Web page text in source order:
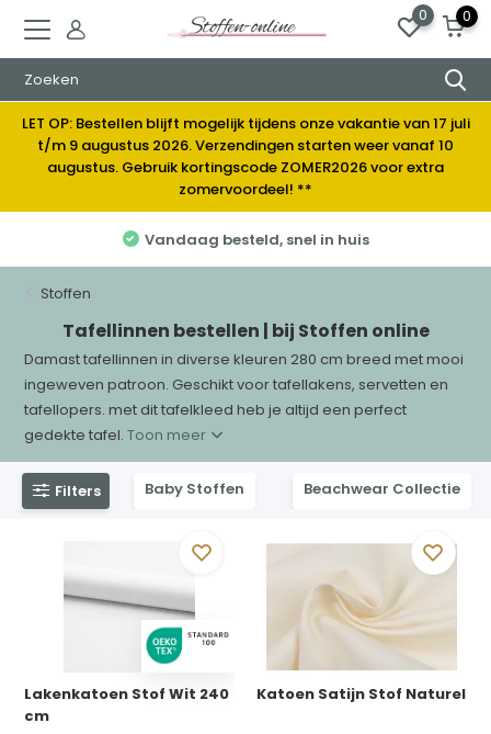
0 0
LET OP: Bestellen blijft mogelijk tijdens onze vakantie van 17 juli
t/m 9 augustus 2026. Verzendingen starten weer vanaf 10
augustus. Gebruik kortingscode ZOMER2026 voor extra
zomervoordeel! **
Elke week nieuwe stoffen
Stoffen
Tafellinnen bestellen | bij Stoffen online
Damast tafellinnen in diverse kleuren 280 cm breed met mooi
ingeweven patroon. Geschikt voor tafellakens, servetten en
tafellopers. met dit tafelkleed heb je altijd een perfect
gedekte tafel.Toon meer
Filters Baby Stoffen Beachwear Collectie
Lakenkatoen Stof Wit 240
cm
Katoen Satijn Stof Naturel